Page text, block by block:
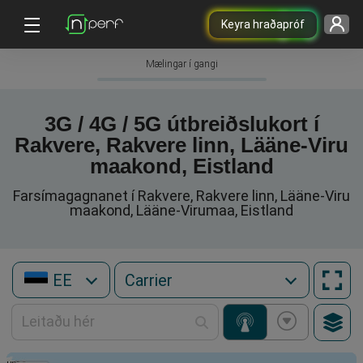
Keyra hraðapróf
Mælingar í gangi
3G / 4G / 5G útbreiðslukort í
Rakvere, Rakvere linn, Lääne-Viru
maakond, Eistland
Farsímagagnanet í Rakvere, Rakvere linn, Lääne-Viru
maakond, Lääne-Virumaa, Eistland
EE